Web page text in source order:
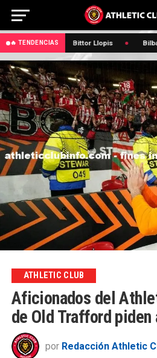
🔥 TENDENCIAS
Osasuna Bittor Llopis
ATHLETIC CLUB
Aficionados del
de Old Trafford piden
por Redacción Athletic